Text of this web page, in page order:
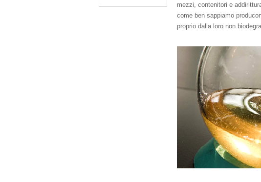
mezzi, contenitori e
come ben sappiamo
proprio dalla loro non